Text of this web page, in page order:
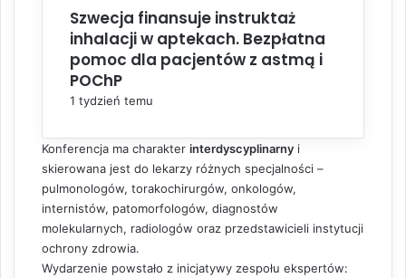
Szwecja finansuje instruktaż
inhalacji w aptekach. Bezpłatna
pomoc dla pacjentów z astmą i
POChP
1 tydzień temu
Konferencja ma charakter interdyscyplinarny i
skierowana jest do lekarzy różnych specjalności –
pulmonologów, torakochirurgów, onkologów,
internistów, patomorfologów, diagnostów
molekularnych, radiologów oraz przedstawicieli instytucji
ochrony zdrowia.
Wydarzenie powstało z inicjatywy zespołu ekspertów: